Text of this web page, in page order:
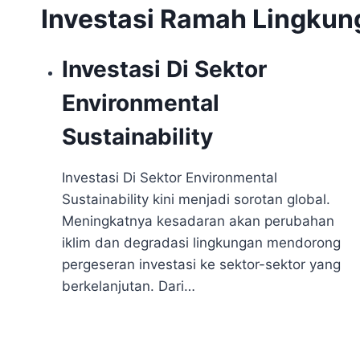
Investasi Ramah
Investasi Di Sektor
Environmental
Sustainability
Investasi Di Sektor Environmental
Sustainability kini menjadi sorotan global.
Meningkatnya kesadaran akan perubahan
iklim dan degradasi lingkungan mendorong
pergeseran investasi ke sektor-sektor yang
berkelanjutan. Dari…